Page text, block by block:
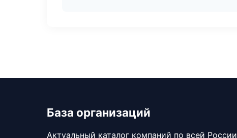
База организаций
Актуальный каталог компаний по всей России